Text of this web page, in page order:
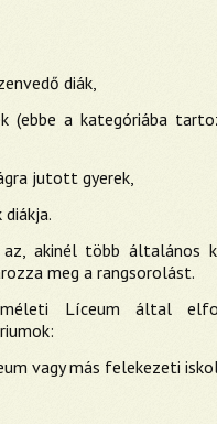
diák,
a kategóriába
jutott gyerek,
akinél több általános
meg a rangsorolást.
Líceum által
vagy más felekezeti